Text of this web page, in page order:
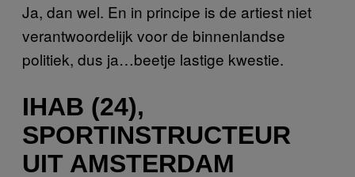
Ja, dan wel. En in principe is de artiest niet
verantwoordelijk voor de binnenlandse
politiek, dus ja…beetje lastige kwestie.
IHAB (24),
SPORTINSTRUCTEUR
UIT AMSTERDAM